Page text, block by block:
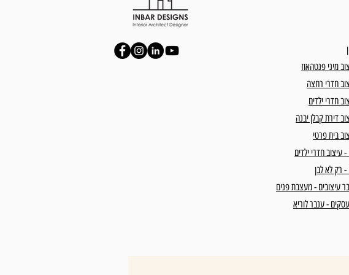
מיני פנטהאוז
חדרי רחצה
חדרי ילדים
דירת קבלן יבנה
בית פרטי
עיצובים - מעצבת פנים
- ענבר לוריא